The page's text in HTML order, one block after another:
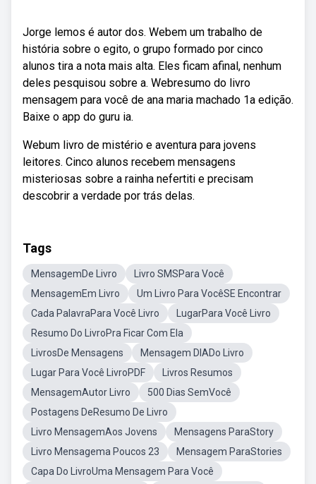
Jorge lemos é autor dos. Webem um trabalho de
história sobre o egito, o grupo formado por cinco
alunos tira a nota mais alta. Eles ficam afinal, nenhum
deles pesquisou sobre a. Webresumo do livro
mensagem para você de ana maria machado 1a edição.
Baixe o app do guru ia.
Webum livro de mistério e aventura para jovens
leitores. Cinco alunos recebem mensagens
misteriosas sobre a rainha nefertiti e precisam
descobrir a verdade por trás delas.
Tags
MensagemDe Livro
Livro SMSPara Você
MensagemEm Livro
Um Livro Para VocêSE Encontrar
Cada PalavraPara Você Livro
LugarPara Você Livro
Resumo Do LivroPra Ficar Com Ela
LivrosDe Mensagens
Mensagem DIADo Livro
Lugar Para Você LivroPDF
Livros Resumos
MensagemAutor Livro
500 Dias SemVocê
Postagens DeResumo De Livro
Livro MensagemAos Jovens
Mensagens ParaStory
Livro Mensagema Poucos 23
Mensagem ParaStories
Capa Do LivroUma Mensagem Para Você